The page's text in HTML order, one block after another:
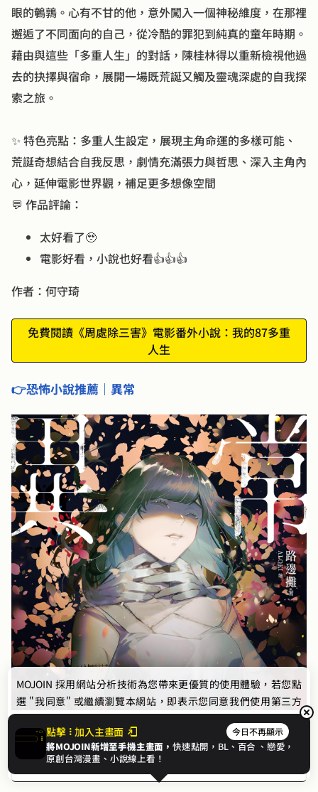
眼的鵪鶉。心有不甘的他，意外闖入一個神秘維度，在那裡
邂逅了不同面向的自己，從冷酷的罪犯到純真的童年時期。
藉由與這些「多重人生」的對話，陳桂林得以重新檢視他過
去的抉擇與宿命，展開一場既荒誕又觸及靈魂深處的自我探
索之旅。
✨ 特色亮點：多重人生設定，展現主角命運的多樣可能、
荒誕奇想結合自我反思，劇情充滿張力與哲思、深入主角內
心，延伸電影世界觀，補足更多想像空間
💬 作品評論：
太好看了🥹
電影好看，小說也好看👍👍👍
作者：何守琦
免費閱讀《周處除三害》電影番外小說：我的87多重
人生
👉恐怖小說推薦｜異常
文章標籤
#靈異 #驚悚 #每個人都是異常者
點擊 加入主畫面 今日不再顯示
將MOJOIN新增至手機主畫面，快速點開，BL、 百合 、戀愛，
原創台灣漫畫、小說線上看！
MOJOIN 採用網站分析技術為您帶來更優質的使用體驗，若您點
選 "我同意" 或繼續瀏覽本網站，即表示您同意我們使用第三方
Cookie，欲瞭解更多資訊請見隱私權政策。
我同意